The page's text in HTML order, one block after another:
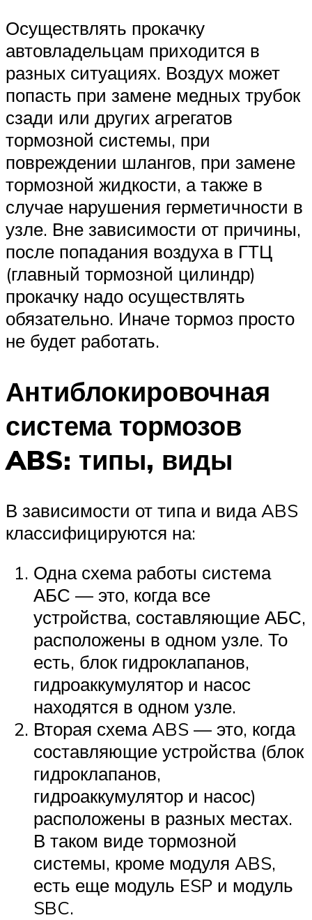
Осуществлять прокачку
автовладельцам приходится в
разных ситуациях. Воздух может
попасть при замене медных трубок
сзади или других агрегатов
тормозной системы, при
повреждении шлангов, при замене
тормозной жидкости, а также в
случае нарушения герметичности в
узле. Вне зависимости от причины,
после попадания воздуха в ГТЦ
(главный тормозной цилиндр)
прокачку надо осуществлять
обязательно. Иначе тормоз просто
не будет работать.
Антиблокировочная
система тормозов
ABS: типы, виды
В зависимости от типа и вида ABS
классифицируются на:
Одна схема работы система
АБС — это, когда все
устройства, составляющие АБС,
расположены в одном узле. То
есть, блок гидроклапанов,
гидроаккумулятор и насос
находятся в одном узле.
Вторая схема ABS — это, когда
составляющие устройства (блок
гидроклапанов,
гидроаккумулятор и насос)
расположены в разных местах.
В таком виде тормозной
системы, кроме модуля ABS,
есть еще модуль ESP и модуль
SBC.